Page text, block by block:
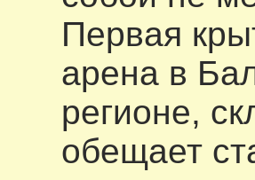
Первая
арена в
регионе,
обещает